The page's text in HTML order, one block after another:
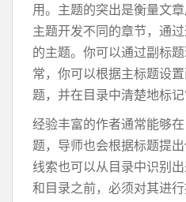
用。主题的突出是衡量文
主题开发不同的章节，通
的主题。你可以通过副标
常，你可以根据主标题设
题，并在目录中清楚地标记
经验丰富的作者通常能够
题，导师也会根据标题提
线索也可以从目录中识别
和目录之前，必须对其进行